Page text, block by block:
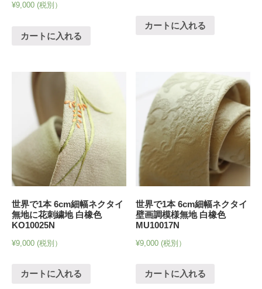
¥9,000 (税別）
カートに入れる
カートに入れる
世界で1本 6cm細幅ネクタイ
無地に花刺繍地 白橡色
KO10025N
¥9,000 (税別）
カートに入れる
世界で1本 6cm細幅ネクタイ
壁画調模様無地 白橡色
MU10017N
¥9,000 (税別）
カートに入れる